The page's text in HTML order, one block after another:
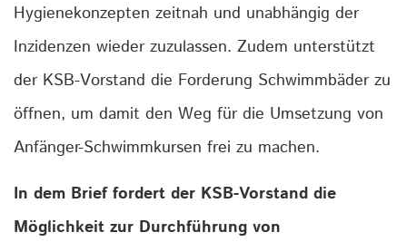
Hygienekonzepten zeitnah und unabhängig der
Inzidenzen wieder zuzulassen. Zudem unterstützt
der KSB-Vorstand die Forderung Schwimmbäder zu
öffnen, um damit den Weg für die Umsetzung von
Anfänger-Schwimmkursen frei zu machen.
In dem Brief fordert der KSB-Vorstand die
Möglichkeit zur Durchführung von